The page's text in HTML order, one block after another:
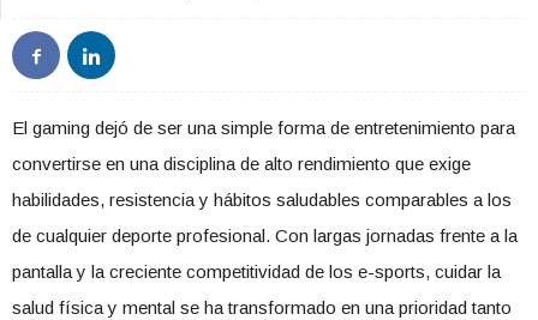
El gaming dejó de ser una simple forma de entretenimiento para
convertirse en una disciplina de alto rendimiento que exige
habilidades, resistencia y hábitos saludables comparables a los
de cualquier deporte profesional. Con largas jornadas frente a la
pantalla y la creciente competitividad de los e-sports, cuidar la
salud física y mental se ha transformado en una prioridad tanto